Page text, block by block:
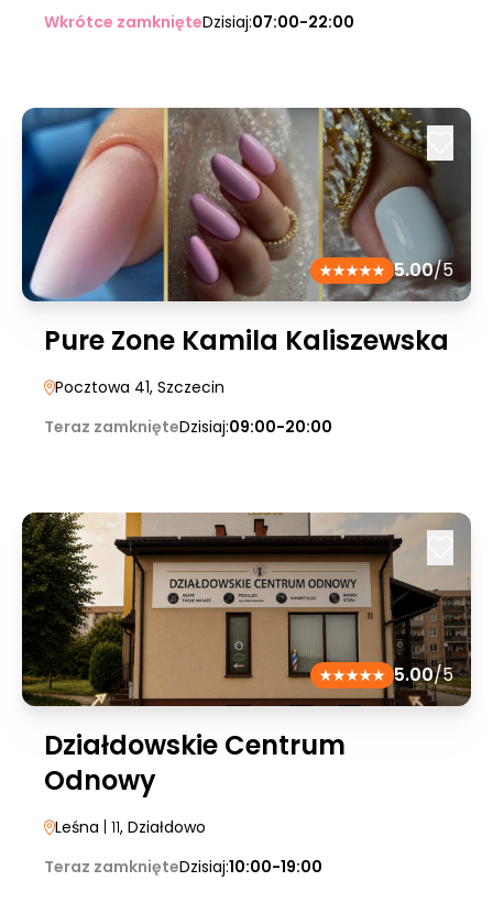
Wkrótce zamknięteDzisiaj:07:00-22:00
5.00/5
Pure Zone Kamila Kaliszewska
Pocztowa 41, Szczecin
Teraz zamknięteDzisiaj:09:00-20:00
5.00/5
Działdowskie Centrum
Odnowy
Leśna | 11, Działdowo
Teraz zamknięteDzisiaj:10:00-19:00